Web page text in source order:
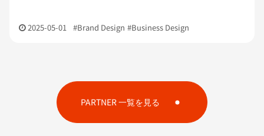
2025-05-01 #Brand Design #Business Design
PARTNER 一覧を見る